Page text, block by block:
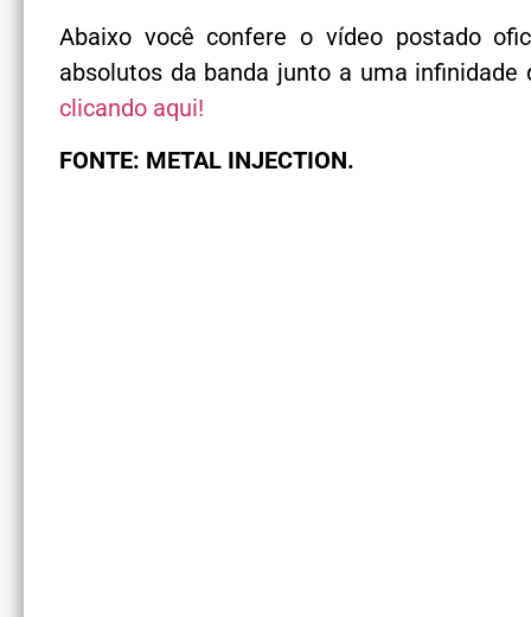
Abaixo você confere o vídeo postado
absolutos da banda junto a uma
clicando aqui!
FONTE: METAL INJECTION.